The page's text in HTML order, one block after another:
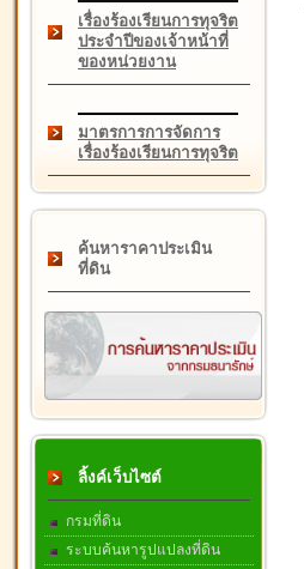
เรื่องร้องเรียนการทุจริต
ประจำปีของเจ้าหน้าที่
ของหน่วยงาน
มาตรการการจัดการ
เรื่องร้องเรียนการทุจริต
ค้นหาราคาประเมิน
ที่ดิน
ลิ้งค์เว็บไซต์
กรมที่ดิน
ระบบค้นหารูปแปลงที่ดิน